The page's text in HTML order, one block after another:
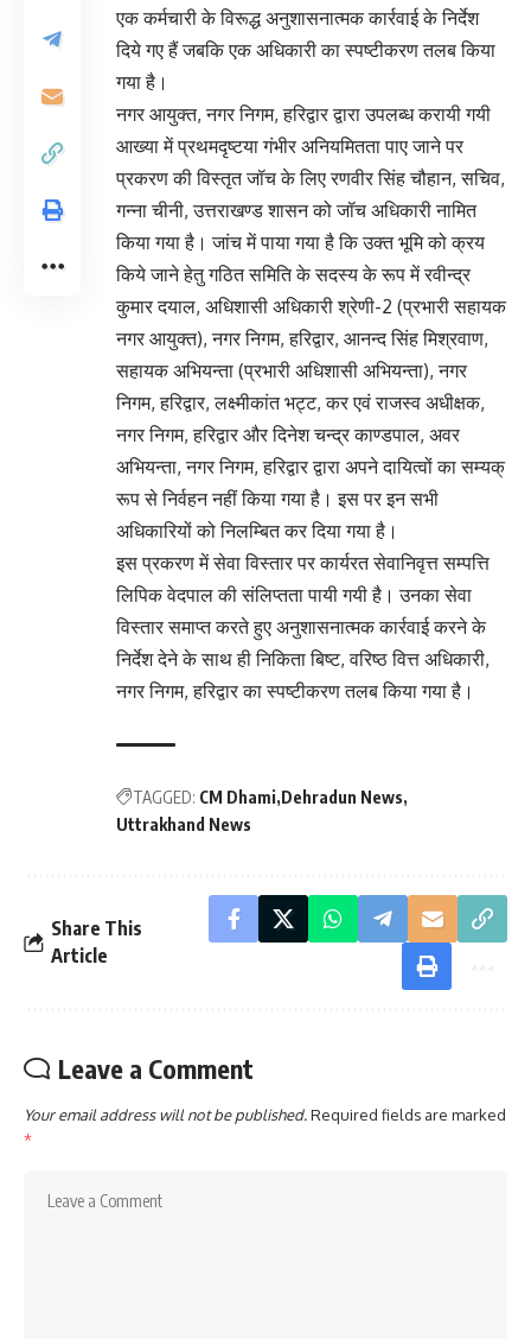
एक कर्मचारी के विरूद्ध अनुशासनात्मक कार्रवाई के निर्देश
दिये गए हैं जबकि एक अधिकारी का स्पष्टीकरण तलब किया
गया है।
नगर आयुक्त, नगर निगम, हरिद्वार द्वारा उपलब्ध करायी गयी
आख्या में प्रथमदृष्टया गंभीर अनियमितता पाए जाने पर
प्रकरण की विस्तृत जॉच के लिए रणवीर सिंह चौहान, सचिव,
गन्ना चीनी, उत्तराखण्ड शासन को जॉच अधिकारी नामित
किया गया है। जांच में पाया गया है कि उक्त भूमि को क्रय
किये जाने हेतु गठित समिति के सदस्य के रूप में रवीन्द्र
कुमार दयाल, अधिशासी अधिकारी श्रेणी-2 (प्रभारी सहायक
नगर आयुक्त), नगर निगम, हरिद्वार, आनन्द सिंह मिश्रवाण,
सहायक अभियन्ता (प्रभारी अधिशासी अभियन्ता), नगर
निगम, हरिद्वार, लक्ष्मीकांत भट्ट, कर एवं राजस्व अधीक्षक,
नगर निगम, हरिद्वार और दिनेश चन्द्र काण्डपाल, अवर
अभियन्ता, नगर निगम, हरिद्वार द्वारा अपने दायित्वों का सम्यक्
रूप से निर्वहन नहीं किया गया है। इस पर इन सभी
अधिकारियों को निलम्बित कर दिया गया है।
इस प्रकरण में सेवा विस्तार पर कार्यरत सेवानिवृत्त सम्पत्ति
लिपिक वेदपाल की संलिप्तता पायी गयी है। उनका सेवा
विस्तार समाप्त करते हुए अनुशासनात्मक कार्रवाई करने के
निर्देश देने के साथ ही निकिता बिष्ट, वरिष्ठ वित्त अधिकारी,
नगर निगम, हरिद्वार का स्पष्टीकरण तलब किया गया है।
TAGGED: CM Dhami Dehradun News
Uttrakhand News
Share This
Article
Leave a Comment
Your email address will not be published.Required fields are marked
*